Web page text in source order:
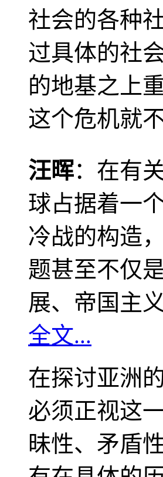
社会的各种
过具体的社
的地基之上
这个危机就
汪晖：在有
球占据着一
冷战的构造
题甚至不仅
展、帝国主
全文...
在探讨亚洲
必须正视这
昧性、矛盾